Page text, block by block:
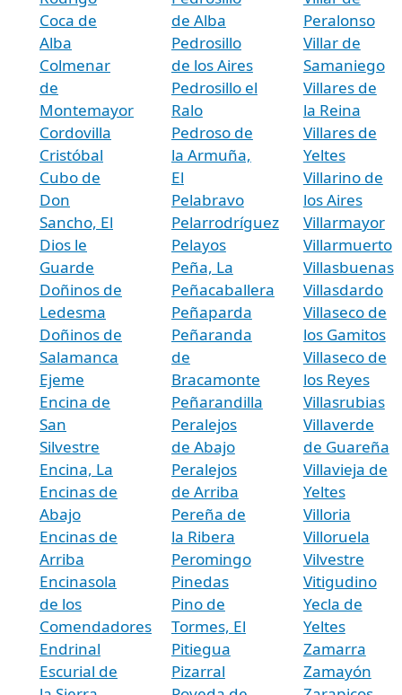
Coca de
Alba
Colmenar
de
Montemayor
Cordovilla
Cristóbal
Cubo de
Don
Sancho, El
Dios le
Guarde
Doñinos de
Ledesma
Doñinos de
Salamanca
Ejeme
Encina de
San
Silvestre
Encina, La
Encinas de
Abajo
Encinas de
Arriba
Encinasola
de los
Comendadores
Endrinal
Escurial de
de Alba
Pedrosillo
de los Aires
Pedrosillo el
Ralo
Pedroso de
la Armuña,
El
Pelabravo
Pelarrodríguez
Pelayos
Peña, La
Peñacaballera
Peñaparda
Peñaranda
de
Bracamonte
Peñarandilla
Peralejos
de Abajo
Peralejos
de Arriba
Pereña de
la Ribera
Peromingo
Pinedas
Pino de
Tormes, El
Pitiegua
Pizarral
Peralonso
Villar de
Samaniego
Villares de
la Reina
Villares de
Yeltes
Villarino de
los Aires
Villarmayor
Villarmuerto
Villasbuenas
Villasdardo
Villaseco de
los Gamitos
Villaseco de
los Reyes
Villasrubias
Villaverde
de Guareña
Villavieja de
Yeltes
Villoria
Villoruela
Vilvestre
Vitigudino
Yecla de
Yeltes
Zamarra
Zamayón